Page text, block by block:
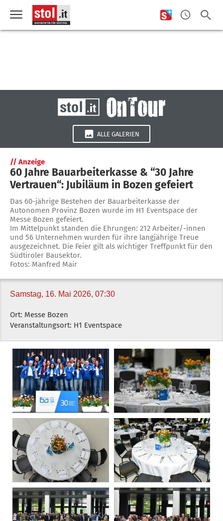
ALLE GALERIEN
// Anzeige
60 Jahre Bauarbeiterkasse & “30 Jahre
Vertrauen“: Jubiläum in Bozen gefeiert
Das 60-jährige Bestehen der Bauarbeiterkasse der
Autonomen Provinz Bozen wurde im H1 Eventspace der
Messe Bozen gefeiert.
Im Mittelpunkt standen die Ehrungen: 212 Arbeiter/-innen
und 56 Unternehmen wurden für ihre langjährige Treue
ausgezeichnet. Die Feier gilt als wichtiger Treffpunkt für den
Südtiroler Bausektor.
Fotos: Manfred Mair
Samstag, 16. Mai 2026, 07:30
Ort: Messe Bozen
Veranstaltungsort: H1 Eventspace